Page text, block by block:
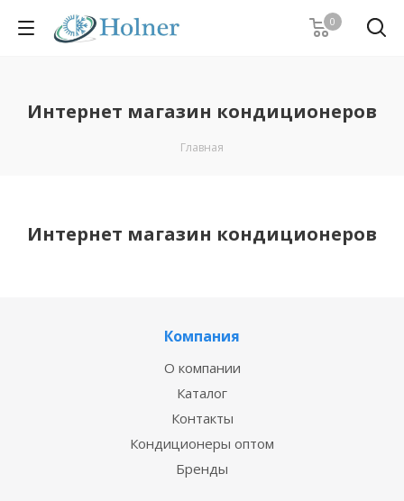
0
Интернет магазин кондиционеров
Главная
Интернет магазин кондиционеров
Компания
О компании
Каталог
Контакты
Кондиционеры оптом
Бренды